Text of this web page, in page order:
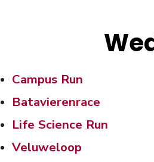
Campus Run
Batavierenrace
Life Science Run
Veluweloop